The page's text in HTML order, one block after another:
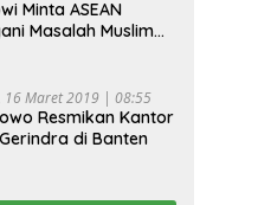
Minta ASEAN
Masalah Muslim
16 Maret 2019 | 08:55
Resmikan Kantor
di Banten